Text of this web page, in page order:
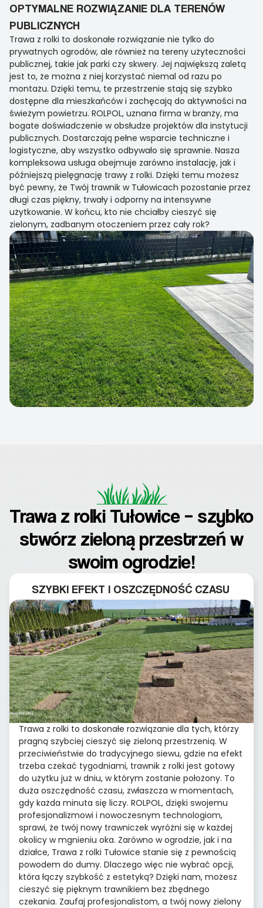
OPTYMALNE ROZWIĄZANIE DLA TERENÓW
PUBLICZNYCH
Trawa z rolki to doskonałe rozwiązanie nie tylko do
prywatnych ogrodów, ale również na tereny użyteczności
publicznej, takie jak parki czy skwery. Jej największą zaletą
jest to, że można z niej korzystać niemal od razu po
montażu. Dzięki temu, te przestrzenie stają się szybko
dostępne dla mieszkańców i zachęcają do aktywności na
świeżym powietrzu. ROLPOL, uznana firma w branży, ma
bogate doświadczenie w obsłudze projektów dla instytucji
publicznych. Dostarczają pełne wsparcie techniczne i
logistyczne, aby wszystko odbywało się sprawnie. Nasza
kompleksowa usługa obejmuje zarówno instalację, jak i
późniejszą pielęgnację trawy z rolki. Dzięki temu możesz
być pewny, że Twój trawnik w Tułowicach pozostanie przez
długi czas piękny, trwały i odporny na intensywne
użytkowanie. W końcu, kto nie chciałby cieszyć się
zielonym, zadbanym otoczeniem przez cały rok?
Trawa z rolki Tułowice – szybko
stwórz zieloną przestrzeń w
swoim ogrodzie!
SZYBKI EFEKT I OSZCZĘDNOŚĆ CZASU
Trawa z rolki to doskonałe rozwiązanie dla tych, którzy
pragną szybciej cieszyć się zieloną przestrzenią. W
przeciwieństwie do tradycyjnego siewu, gdzie na efekt
trzeba czekać tygodniami, trawnik z rolki jest gotowy
do użytku już w dniu, w którym zostanie położony. To
duża oszczędność czasu, zwłaszcza w momentach,
gdy każda minuta się liczy. ROLPOL, dzięki swojemu
profesjonalizmowi i nowoczesnym technologiom,
sprawi, że twój nowy trawniczek wyróżni się w każdej
okolicy w mgnieniu oka. Zarówno w ogrodzie, jak i na
działce, Trawa z rolki Tułowice stanie się z pewnością
powodem do dumy. Dlaczego więc nie wybrać opcji,
która łączy szybkość z estetyką? Dzięki nam, możesz
cieszyć się pięknym trawnikiem bez zbędnego
czekania. Zaufaj profesjonalistom, a twój nowy zielony